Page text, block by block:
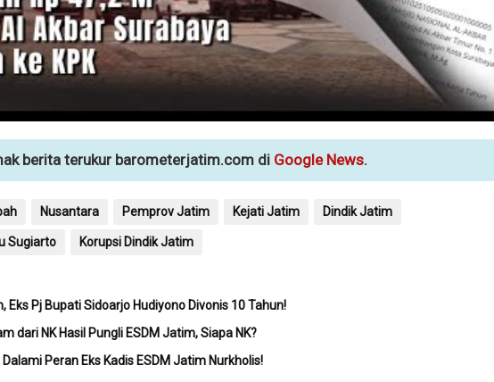
berita terukur barometerjatim.com di Google News.
Nusantara Pemprov Jatim Kejati Jatim Dindik Jatim
Sugiarto Korupsi Dindik Jatim
Eks Pj Bupati Sidoarjo Hudiyono Divonis 10 Tahun!
dari NK Hasil Pungli ESDM Jatim, Siapa NK?
Peran Eks Kadis ESDM Jatim Nurkholis!